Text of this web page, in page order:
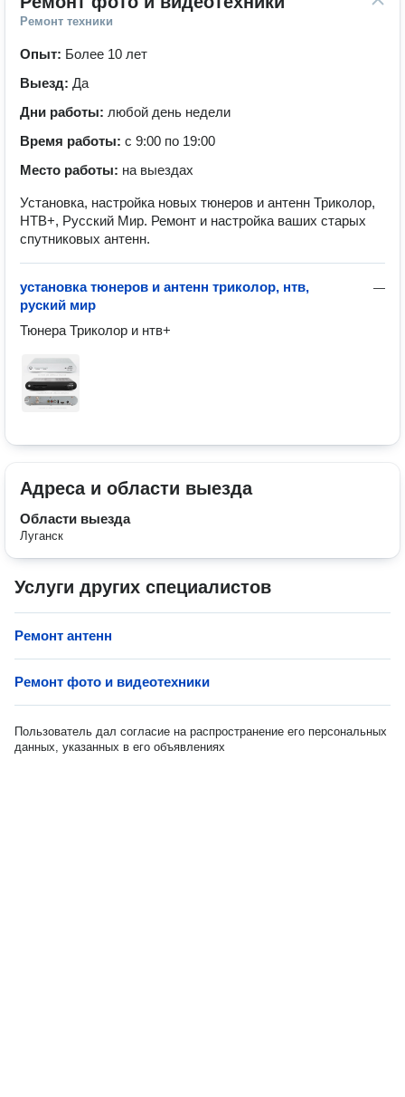
Ремонт техники
Опыт: Более 10 лет
Выезд: Да
Дни работы: любой день недели
Время работы: с 9:00 по 19:00
Место работы: на выездах
Установка, настройка новых тюнеров и антенн Триколор,
НТВ+, Русский Мир. Ремонт и настройка ваших старых
спутниковых антенн.
—
установка тюнеров и антенн триколор, нтв,
руский мир
Тюнера Триколор и нтв+
Адреса и области выезда
Области выезда
Луганск
Услуги других специалистов
Ремонт антенн
Ремонт фото и видеотехники
Пользователь дал согласие на распространение его персональных
данных, указанных в его объявлениях